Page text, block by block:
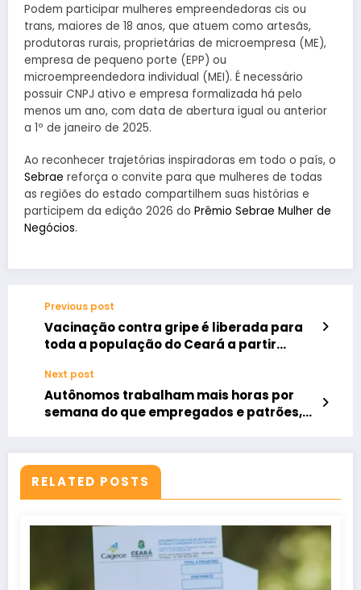
Podem participar mulheres empreendedoras cis ou
trans, maiores de 18 anos, que atuem como artesãs,
produtoras rurais, proprietárias de microempresa (ME),
empresa de pequeno porte (EPP) ou
microempreendedora individual (MEI). É necessário
possuir CNPJ ativo e empresa formalizada há pelo
menos um ano, com data de abertura igual ou anterior
a 1º de janeiro de 2025.
Ao reconhecer trajetórias inspiradoras em todo o país, o
Sebrae reforça o convite para que mulheres de todas
as regiões do estado compartilhem suas histórias e
participem da edição 2026 do Prêmio Sebrae Mulher de
Negócios.
Previous post
Vacinação contra gripe é liberada para
toda a população do Ceará a partir
Next post
Autônomos trabalham mais horas por
semana do que empregados e patrões,
RELATED POSTS